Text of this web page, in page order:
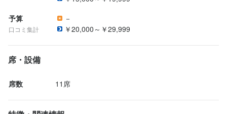
予算
口コミ集計
－
￥20,000～￥29,999
席・設備
席数 11席
鮨 流嘉
勤務地